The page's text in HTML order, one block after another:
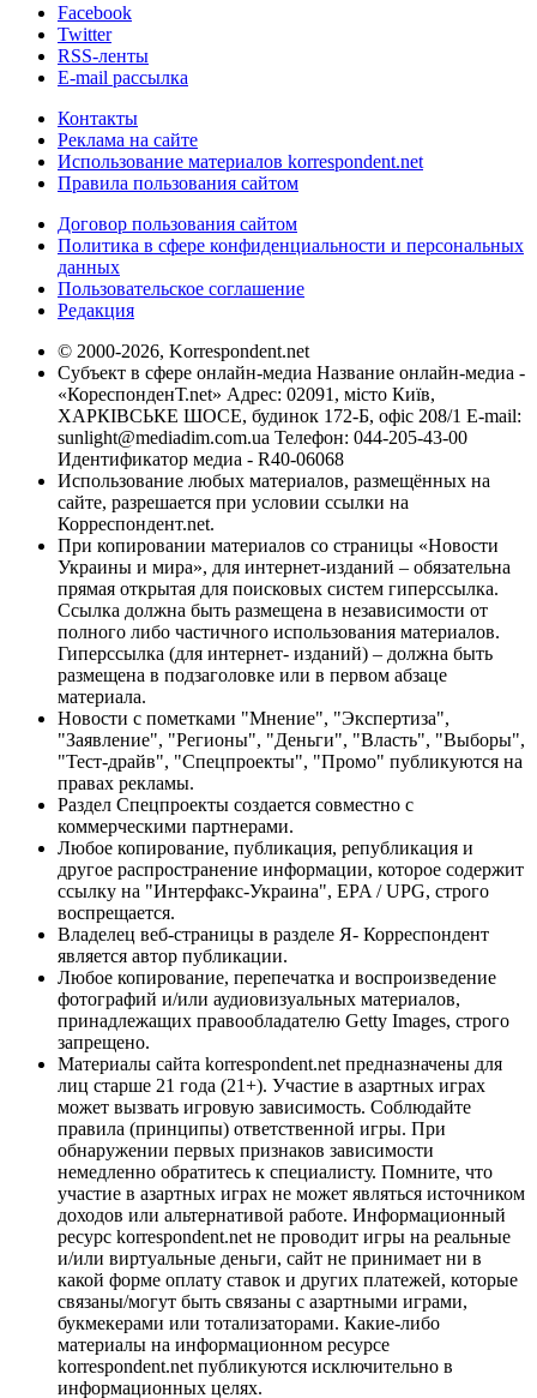
Facebook
Twitter
RSS-ленты
E-mail рассылка
Контакты
Реклама на сайте
Использование материалов korrespondent.net
Правила пользования сайтом
Договор пользования сайтом
Политика в сфере конфиденциальности и персональных
данных
Пользовательское соглашение
Редакция
© 2000-2026, Korrespondent.net
Субъект в сфере онлайн-медиа Название онлайн-медиа -
«КореспонденТ.net» Адрес: 02091, місто Київ,
ХАРКІВСЬКЕ ШОСЕ, будинок 172-Б, офіс 208/1 E-mail:
sunlight@mediadim.com.ua Телефон: 044-205-43-00
Идентификатор медиа - R40-06068
Использование любых материалов, размещённых на
сайте, разрешается при условии ссылки на
Корреспондент.net.
При копировании материалов со страницы «Новости
Украины и мира», для интернет-изданий – обязательна
прямая открытая для поисковых систем гиперссылка.
Ссылка должна быть размещена в независимости от
полного либо частичного использования материалов.
Гиперссылка (для интернет- изданий) – должна быть
размещена в подзаголовке или в первом абзаце
материала.
Новости с пометками "Мнение", "Экспертиза",
"Заявление", "Регионы", "Деньги", "Власть", "Выборы",
"Тест-драйв", "Спецпроекты", "Промо" публикуются на
правах рекламы.
Раздел Спецпроекты создается совместно с
коммерческими партнерами.
Любое копирование, публикация, републикация и
другое распространение информации, которое содержит
ссылку на "Интерфакс-Украина", EPA / UPG, строго
воспрещается.
Владелец веб-страницы в разделе Я- Корреспондент
является автор публикации.
Любое копирование, перепечатка и воспроизведение
фотографий и/или аудиовизуальных материалов,
принадлежащих правообладателю Getty Images, строго
запрещено.
Материалы сайта korrespondent.net предназначены для
лиц старше 21 года (21+). Участие в азартных играх
может вызвать игровую зависимость. Соблюдайте
правила (принципы) ответственной игры. При
обнаружении первых признаков зависимости
немедленно обратитесь к специалисту. Помните, что
участие в азартных играх не может являться источником
доходов или альтернативой работе. Информационный
ресурс korrespondent.net не проводит игры на реальные
и/или виртуальные деньги, сайт не принимает ни в
какой форме оплату ставок и других платежей, которые
связаны/могут быть связаны с азартными играми,
букмекерами или тотализаторами. Какие-либо
материалы на информационном ресурсе
korrespondent.net публикуются исключительно в
информационных целях.